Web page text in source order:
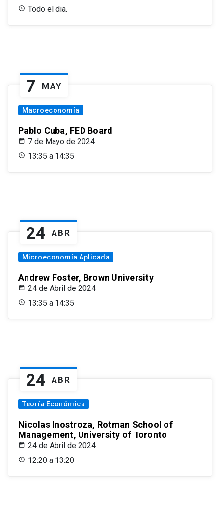
Todo el dia.
7 MAY
Macroeconomía
Pablo Cuba, FED Board
7 de Mayo de 2024
13:35 a 14:35
24 ABR
Microeconomía Aplicada
Andrew Foster, Brown University
24 de Abril de 2024
13:35 a 14:35
24 ABR
Teoría Económica
Nicolas Inostroza, Rotman School of
Management, University of Toronto
24 de Abril de 2024
12:20 a 13:20